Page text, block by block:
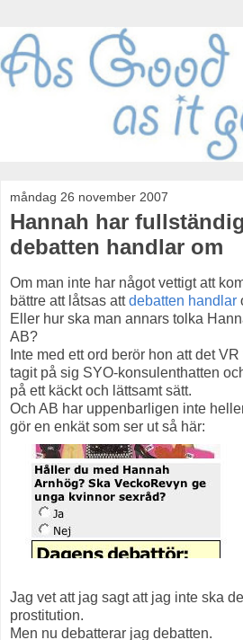
måndag 26 november 2007
Hannah har
debatten handlar om
Om man inte har något vettigt att
bättre att låtsas attdebatten handlar
Eller hur ska man annars tolka
AB?
Inte med ett ord berör hon att det
tagit på sig SYO-konsulenthatten
på ett käckt och lättsamt sätt.
Och AB har uppenbarligen inte
gör en enkät som ser ut så här:
Jag vet att jag sagt att jag inte ska
prostitution.
Men nu debatterar jag debatten.